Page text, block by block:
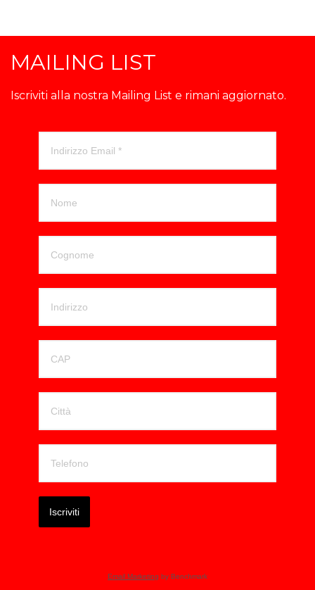
MAILING LIST
Iscriviti alla nostra Mailing List e rimani aggiornato.
Iscriviti
Email Marketing by Benchmark